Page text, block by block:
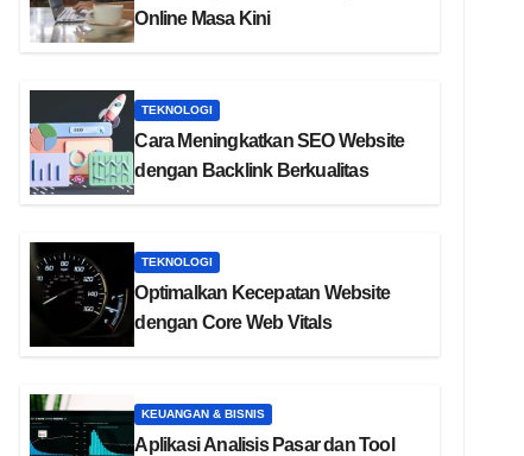
Online Masa Kini
TEKNOLOGI
Cara Meningkatkan SEO Website
dengan Backlink Berkualitas
TEKNOLOGI
Optimalkan Kecepatan Website
dengan Core Web Vitals
KEUANGAN & BISNIS
Aplikasi Analisis Pasar dan Tool